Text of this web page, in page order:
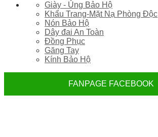
Giày - Ủng Bảo Hộ
Khẩu Trang-Mặt Nạ Phòng Độc
Nón Bảo Hộ
Dây đai An Toàn
Đồng Phục
Găng Tay
Kính Bảo Hộ
FANPAGE FACEBOOK